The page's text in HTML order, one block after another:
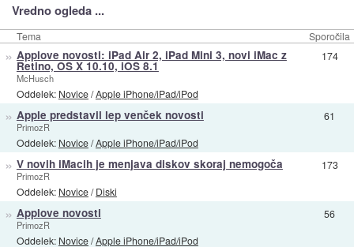
Vredno ogleda ...
Tema Sporočila
» Applove novosti: iPad Air 2, iPad Mini 3, novi iMac z
Retino, OS X 10.10, iOS 8.1
McHusch
Oddelek: Novice/Apple iPhone/iPad/iPod
174
» Apple predstavil lep venček novosti
PrimozR
Oddelek: Novice/Apple iPhone/iPad/iPod
61
» V novih iMacih je menjava diskov skoraj nemogoča
PrimozR
Oddelek: Novice/Diski
173
» Applove novosti
PrimozR
Oddelek: Novice/Apple iPhone/iPad/iPod
56